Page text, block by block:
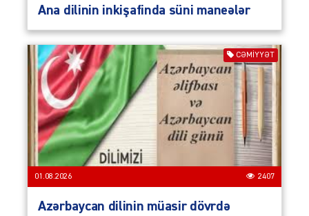
Ana dilinin inkişafinda süni maneələr
CƏMIYYƏT
01.08.2026 2407
Azərbaycan dilinin müasir dövrdə